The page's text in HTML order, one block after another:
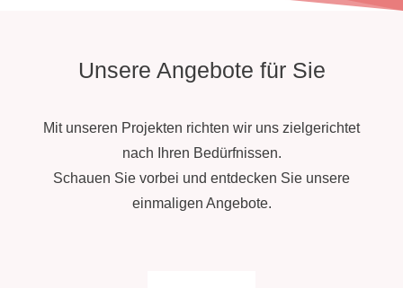
Unsere Angebote für Sie
Mit unseren Projekten richten wir uns zielgerichtet
nach Ihren Bedürfnissen.
Schauen Sie vorbei und entdecken Sie unsere
einmaligen Angebote.